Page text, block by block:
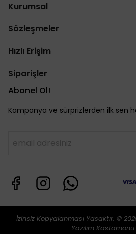
Kurumsal
Sözleşmeler
Hızlı Erişim
Siparişler
Abonel Ol!
Kampanya ve sürprizlerden ilk sen
İzinsiz Kopyalanması Yasaktır. ©
Yazılım Kastamonu